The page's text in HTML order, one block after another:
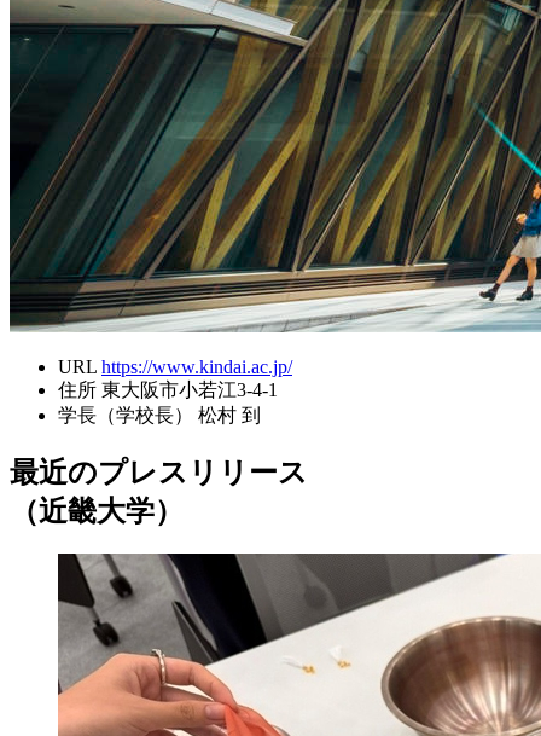
URL https://www.kindai.ac.jp/
住所 東大阪市小若江3-4-1
学長（学校長）
松村 到
最近のプレスリリース
（近畿大学）